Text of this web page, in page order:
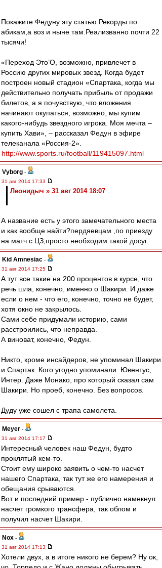
Покажите Федуну эту статью.Рекорды по
абикам,а воз и ныне там.Реализванно почти 22
тысячи!
«Переход Это’О, возможно, привлечет в
Россию других мировых звезд. Когда будет
построен новый стадион «Спартака, когда мы
действительно получать прибыль от продажи
билетов, а я почувствую, что вложения
начинают окупаться, возможно, мы купим
какого-нибудь звездного игрока. Моя мечта –
купить Хави», – рассказал Федун в эфире
телеканала «Россия-2».
http://www.sports.ru/football/119415097.html
Vyborg -
31 авг 2014 17:33
Леонидыч » 31 авг 2014 18:07
А название есть у этого замечательного места
и как вообще найти?пердяевцам ,по приезду
на матч с ЦЗ,просто необходим такой досуг.
Kid Amnesiac -
31 авг 2014 17:25
А тут все такие на 200 процентов в курсе, что
речь шла, конечно, именно о Шакири. И даже
если о нем - что его, конечно, точно не будет,
хотя окно не закрылось.
Сами себе придумали историю, сами
расстроились, что неправда.
А виноват, конечно, Федун.
Никто, кроме инсайдеров, не упоминал Шакири
и Спартак. Кого угодно упоминали. Ювентус,
Интер. Даже Монако, про который сказал сам
Шакири. Но проеб, конечно. Без вопросов.
Дуду уже сошел с трапа самолета.
Meyer -
31 авг 2014 17:17
Интересный человек наш Федун, будто
проклятый кем-то.
Стоит ему широко заявить о чем-то насчет
нашего Спартака, так тут же его намерения и
обещания срываются.
Вот и последний пример - публично намекнул
насчет громкого трансфера, так облом и
получил насчет Шакири.
Nox -
31 авг 2014 17:13
Хотели двух, а в итоге никого не берем? Ну ок,